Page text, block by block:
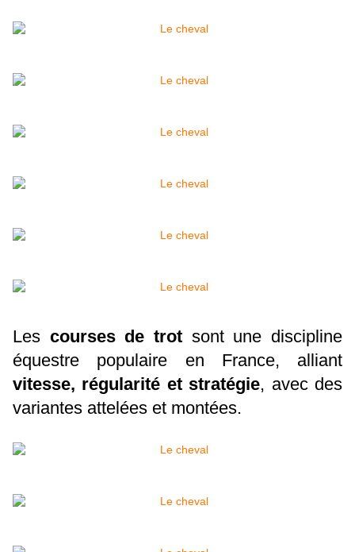
Les courses de trot sont une discipline
équestre populaire en France, alliant
vitesse, régularité et stratégie, avec des
variantes attelées et montées.